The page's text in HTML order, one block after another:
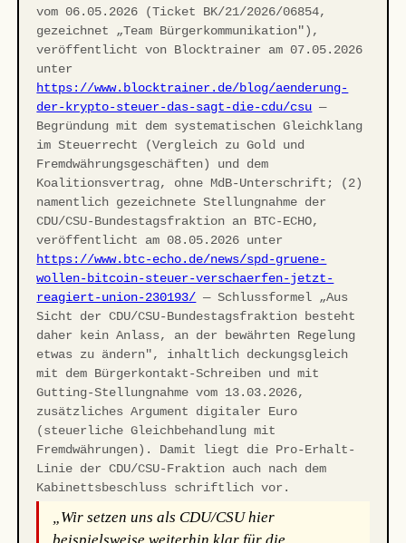
vom 06.05.2026 (Ticket BK/21/2026/06854,
gezeichnet „Team Bürgerkommunikation"),
veröffentlicht von Blocktrainer am 07.05.2026
unter
https://www.blocktrainer.de/blog/aenderung-
der-krypto-steuer-das-sagt-die-cdu/csu —
Begründung mit dem systematischen Gleichklang
im Steuerrecht (Vergleich zu Gold und
Fremdwährungsgeschäften) und dem
Koalitionsvertrag, ohne MdB-Unterschrift; (2)
namentlich gezeichnete Stellungnahme der
CDU/CSU-Bundestagsfraktion an BTC-ECHO,
veröffentlicht am 08.05.2026 unter
https://www.btc-echo.de/news/spd-gruene-
wollen-bitcoin-steuer-verschaerfen-jetzt-
reagiert-union-230193/ — Schlussformel „Aus
Sicht der CDU/CSU-Bundestagsfraktion besteht
daher kein Anlass, an der bewährten Regelung
etwas zu ändern", inhaltlich deckungsgleich
mit dem Bürgerkontakt-Schreiben und mit
Gutting-Stellungnahme vom 13.03.2026,
zusätzliches Argument digitaler Euro
(steuerliche Gleichbehandlung mit
Fremdwährungen). Damit liegt die Pro-Erhalt-
Linie der CDU/CSU-Fraktion auch nach dem
Kabinettsbeschluss schriftlich vor.
„Wir setzen uns als CDU/CSU hier